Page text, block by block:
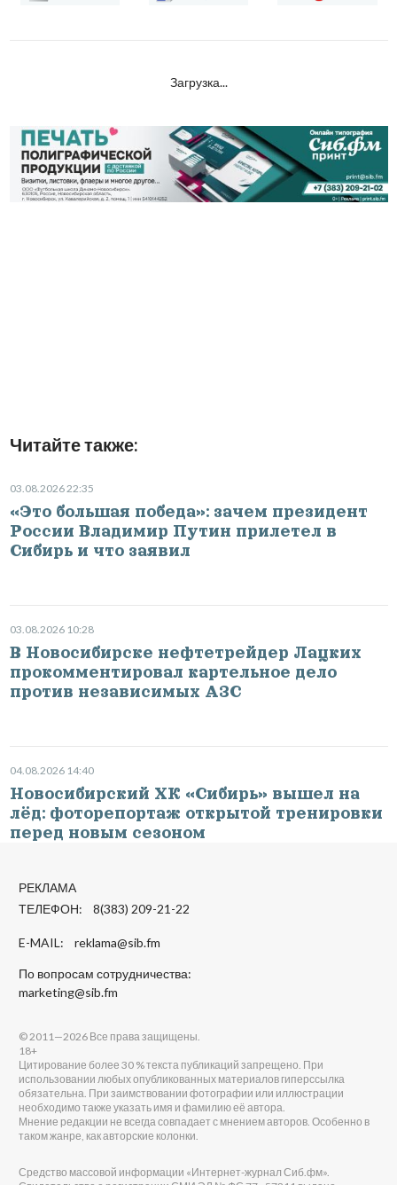
Загрузка...
Читайте также:
03.08.2026 22:35
«Это большая победа»: зачем президент
России Владимир Путин прилетел в
Сибирь и что заявил
03.08.2026 10:28
В Новосибирске нефтетрейдер Лацких
прокомментировал картельное дело
против независимых АЗС
04.08.2026 14:40
Новосибирский ХК «Сибирь» вышел на
лёд: фоторепортаж открытой тренировки
перед новым сезоном
РЕКЛАМА
ТЕЛЕФОН: 8(383) 209-21-22
E-MAIL: reklama@sib.fm
По вопросам сотрудничества:
marketing@sib.fm
© 2011—2026 Все права защищены.
18+
Цитирование более 30 % текста публикаций запрещено. При
использовании любых опубликованных материалов гиперссылка
обязательна. При заимствовании фотографии или иллюстрации
необходимо также указать имя и фамилию её автора.
Мнение редакции не всегда совпадает с мнением авторов. Особенно в
таком жанре, как авторские колонки.
Средство массовой информации «Интернет-журнал Сиб.фм».